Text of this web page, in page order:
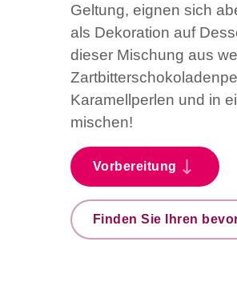
Geltung, eignen sich
als Dekoration auf
dieser Mischung aus
Karamellperlen und in
mischen!
Vorbereitung
Finden Sie Ihren